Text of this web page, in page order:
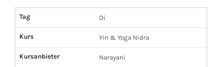
Tag Di
Kurs Yin & Yoga Nidra
Kursanbieter Narayani